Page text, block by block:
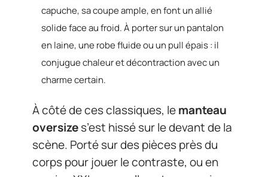
capuche, sa coupe ample, en font un allié
solide face au froid. À porter sur un pantalon
en laine, une robe fluide ou un pull épais : il
conjugue chaleur et décontraction avec un
charme certain.
À côté de ces classiques, lemanteau
oversizes’est hissé sur le devant de la
scène. Porté sur des pièces près du
corps pour jouer le contraste, ou en